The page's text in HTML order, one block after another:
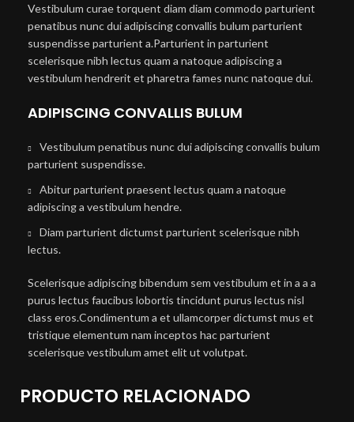
Vestibulum curae torquent diam diam commodo parturient
penatibus nunc dui adipiscing convallis bulum parturient
suspendisse parturient a.Parturient in parturient
scelerisque nibh lectus quam a natoque adipiscing a
vestibulum hendrerit et pharetra fames nunc natoque dui.
ADIPISCING CONVALLIS BULUM
Vestibulum penatibus nunc dui adipiscing convallis bulum
parturient suspendisse.
Abitur parturient praesent lectus quam a natoque
adipiscing a vestibulum hendre.
Diam parturient dictumst parturient scelerisque nibh
lectus.
Scelerisque adipiscing bibendum sem vestibulum et in a a a
purus lectus faucibus lobortis tincidunt purus lectus nisl
class eros.Condimentum a et ullamcorper dictumst mus et
tristique elementum nam inceptos hac parturient
scelerisque vestibulum amet elit ut volutpat.
PRODUCTO RELACIONADO